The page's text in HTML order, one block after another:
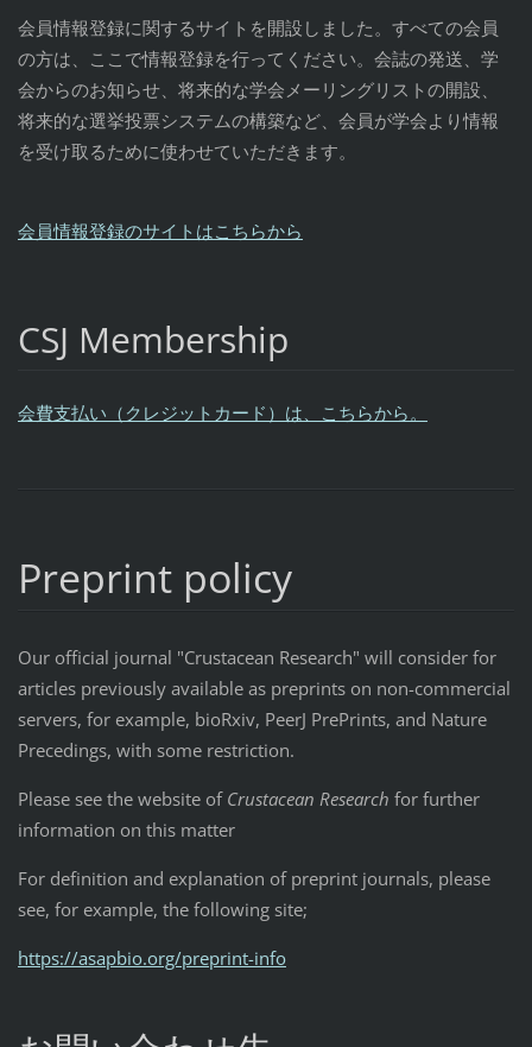
会員情報登録に関するサイトを開設しました。すべての会員
の方は、ここで情報登録を行ってください。会誌の発送、学
会からのお知らせ、将来的な学会メーリングリストの開設、
将来的な選挙投票システムの構築など、会員が学会より情報
を受け取るために使わせていただきます。
会員情報登録のサイトはこちらから
CSJ Membership
会費支払い（クレジットカード）は、こちらから。
Preprint policy
Our official journal "Crustacean Research" will consider for
articles previously available as preprints on non-commercial
servers, for example, bioRxiv, PeerJ PrePrints, and Nature
Precedings, with some restriction.
Please see the website of Crustacean Research for further
information on this matter
For definition and explanation of preprint journals, please
see, for example, the following site;
https://asapbio.org/preprint-info